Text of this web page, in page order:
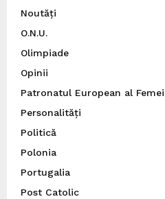
Noutăți
O.N.U.
Olimpiade
Opinii
Patronatul European al
Personalități
Politică
Polonia
Portugalia
Post Catolic